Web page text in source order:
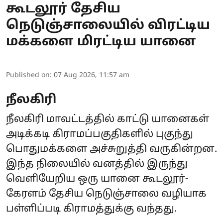
கூடலூர் தேசிய
நெடுஞ்சாலையில் விரட்டிய
மக்களை மிரட்டிய யானை
Published on: 07 Aug 2026, 11:57 am
நீலகிரி
நீலகிரி மாவட்டத்தில் காட்டு யானைகள்
அடிக்கடி கிராமப்பகுதிகளில் புகுந்து
பொதுமக்களை அச்சுறுத்தி வருகின்றன.
இந்த நிலையில் வனத்தில் இருந்து
வெளியேறிய ஒரு யானை கூடலூர்-
கேரளம் தேசிய நெடுஞ்சாலை வழியாக
பள்ளிப்படி கிராமத்துக்கு வந்தது.